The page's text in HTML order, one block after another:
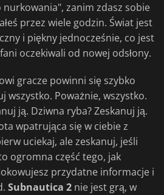
nurkowania", zanim zdasz sobie
przez wiele godzin. Świat jest
i piękny jednocześnie, co jest
oczekiwali od nowej odsłony.
gracze powinni się szybko
wszystko. Poważnie, wszystko.
ją. Dziwna ryba? Zeskanuj ją.
wpatrująca się w ciebie z
uciekaj, ale zeskanuj, jeśli
ogromna część tego, jak
przydatne informacje i
Subnautica 2 nie jest grą, w